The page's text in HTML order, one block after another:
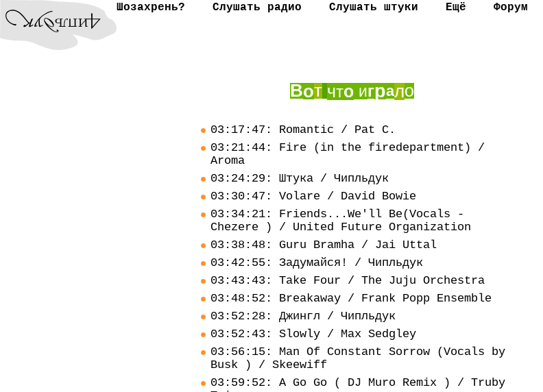
Шозахрень? Слушать радио Слушать штуки Ещё Форум
Вот что играло
03:17:47: Romantic / Pat C.
03:21:44: Fire (in the firedepartment) /
Aroma
03:24:29: Штука / Чипльдук
03:30:47: Volare / David Bowie
03:34:21: Friends...We'll Be(Vocals -
Chezere ) / United Future Organization
03:38:48: Guru Bramha / Jai Uttal
03:42:55: Задумайся! / Чипльдук
03:43:43: Take Four / The Juju Orchestra
03:48:52: Breakaway / Frank Popp Ensemble
03:52:28: Джингл / Чипльдук
03:52:43: Slowly / Max Sedgley
03:56:15: Man Of Constant Sorrow (Vocals by
Busk ) / Skeewiff
03:59:52: A Go Go ( DJ Muro Remix ) / Truby